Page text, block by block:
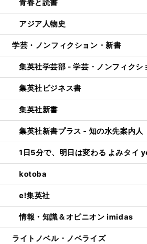
青春と読書
アジア人物史
学芸・ノンフィクション・新書
集英社学芸部 - 学芸・ノンフィクシ
集英社ビジネス書
集英社新書
集英社新書プラス - 知の水先案内人
1日5分で、明日は変わる よみタイ
kotoba
e!集英社
情報・知識＆オピニオン imidas
ライトノベル・ノベライズ